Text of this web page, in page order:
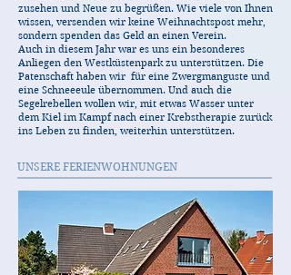
zusehen und Neue zu begrüßen. Wie viele von Ihnen
wissen, versenden wir keine Weihnachtspost mehr,
sondern spenden das Geld an einen Verein.
Auch in diesem Jahr war es uns ein besonderes
Anliegen den Westküstenpark zu unterstützen. Die
Patenschaft haben wir für eine Zwergmanguste und
eine Schneeeule übernommen. Und auch die
Segelrebellen wollen wir, mit etwas Wasser unter
dem Kiel im Kampf nach einer Krebstherapie zurück
ins Leben zu finden, weiterhin unterstützen.
UNSERE FERIENWOHNUNGEN